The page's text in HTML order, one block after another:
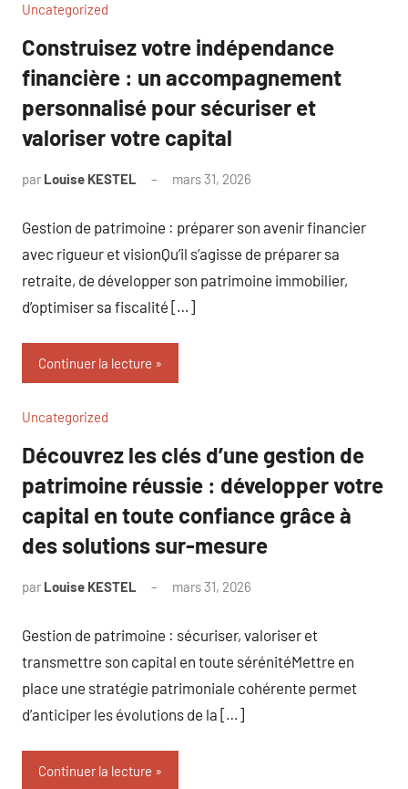
Uncategorized
Construisez votre indépendance
financière : un accompagnement
personnalisé pour sécuriser et
valoriser votre capital
par Louise KESTEL mars 31, 2026
Gestion de patrimoine : préparer son avenir financier
avec rigueur et visionQu’il s’agisse de préparer sa
retraite, de développer son patrimoine immobilier,
d’optimiser sa fiscalité […]
Continuer la lecture
Uncategorized
Découvrez les clés d’une gestion de
patrimoine réussie : développer votre
capital en toute confiance grâce à
des solutions sur-mesure
par Louise KESTEL mars 31, 2026
Gestion de patrimoine : sécuriser, valoriser et
transmettre son capital en toute sérénitéMettre en
place une stratégie patrimoniale cohérente permet
d’anticiper les évolutions de la […]
Continuer la lecture